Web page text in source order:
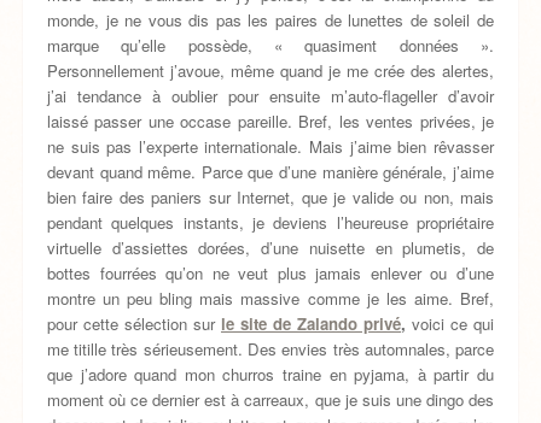
monde, je ne vous dis pas les paires de lunettes de soleil de
marque qu’elle possède, « quasiment données ».
Personnellement j’avoue, même quand je me crée des alertes,
j’ai tendance à oublier pour ensuite m’auto-flageller d’avoir
laissé passer une occase pareille. Bref, les ventes privées, je
ne suis pas l’experte internationale. Mais j’aime bien rêvasser
devant quand même. Parce que d’une manière générale, j’aime
bien faire des paniers sur Internet, que je valide ou non, mais
pendant quelques instants, je deviens l’heureuse propriétaire
virtuelle d’assiettes dorées, d’une nuisette en plumetis, de
bottes fourrées qu’on ne veut plus jamais enlever ou d’une
montre un peu bling mais massive comme je les aime. Bref,
pour cette sélection sur le site de Zalando privé, voici ce qui
me titille très sérieusement. Des envies très automnales, parce
que j’adore quand mon churros traine en pyjama, à partir du
moment où ce dernier est à carreaux, que je suis une dingo des